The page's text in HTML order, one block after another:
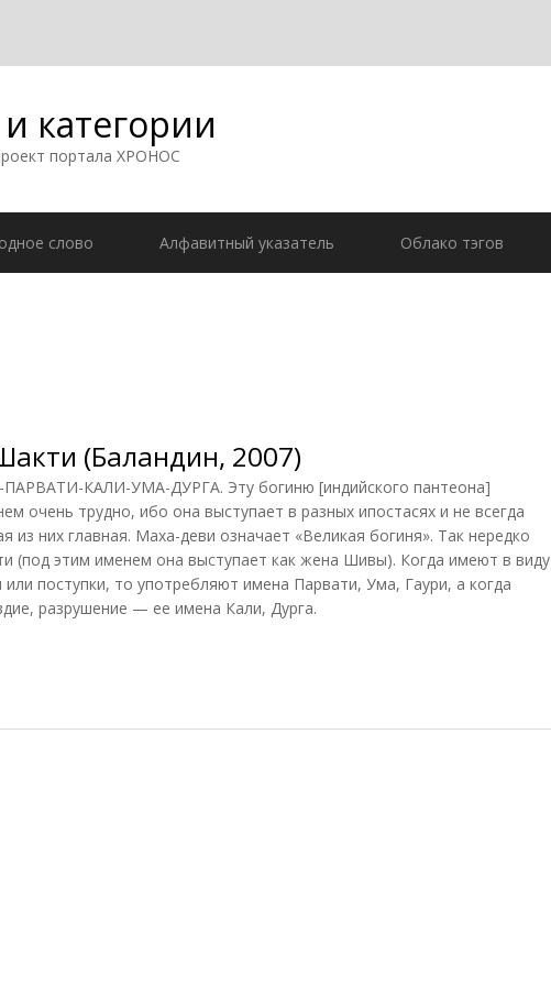
категории
портала ХРОНОС
слово Алфавитный указатель Облако тэгов
(Баландин, 2007)
КАЛИ-УМА-ДУРГА. Эту богиню [индийского пантеона]
очень трудно, ибо она выступает в разных ипостасях и не всегда
из них главная. Маха-деви означает «Великая богиня». Так нередко
(под этим именем она выступает как жена Шивы). Когда имеют в виду
поступки, то употребляют имена Парвати, Ума, Гаури, а когда
разрушение — ее имена Кали, Дурга.